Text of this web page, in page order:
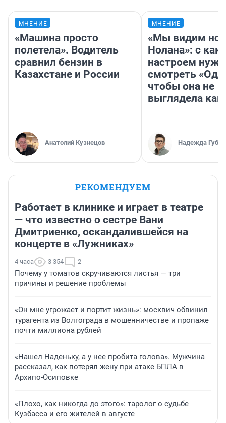
МНЕНИЕ
«Машина просто
полетела». Водитель
сравнил бензин в
Казахстане и России
Анатолий Кузнецов
МНЕНИЕ
«Мы видим
Нолана»: с
настроем
смотреть
чтобы она не
выглядела как
Надежда
РЕКОМЕНДУЕМ
Работает в клинике и играет в театре
— что известно о сестре Вани
Дмитриенко, оскандалившейся на
концерте в «Лужниках»
4 часа 3 354 2
Почему у томатов скручиваются листья — три
причины и решение проблемы
«Он мне угрожает и портит жизнь»: москвич обвинил
турагента из Волгограда в мошенничестве и пропаже
почти миллиона рублей
«Нашел Наденьку, а у нее пробита голова». Мужчина
рассказал, как потерял жену при атаке БПЛА в
Архипо-Осиповке
«Плохо, как никогда до этого»: таролог о судьбе
Кузбасса и его жителей в августе